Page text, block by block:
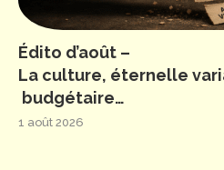
Édito d’août –
La culture, éternelle
budgétaire…
1 août 2026